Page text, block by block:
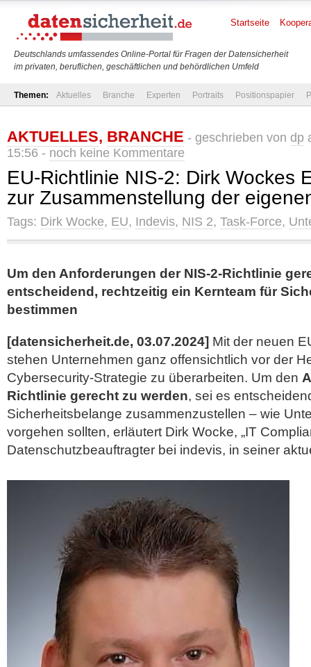
Deutschlands umfassendes Online-Portal für Fragen der Datensicherheit
im privaten, beruflichen, geschäftlichen und behördlichen Umfeld
Startseite
Themen: Aktuelles Branche Experten Portraits Positionspapier
AKTUELLES, BRANCHE - geschrieben von dp
15:56 - noch keine Kommentare
EU-Richtlinie NIS-2: Dirk Wockes
zur Zusammenstellung der
Tags: Dirk Wocke, EU, Indevis, NIS 2, Task-Force,
Um den Anforderungen der NIS-2-Richtlinie
entscheidend, rechtzeitig ein Kernteam für
bestimmen
[datensicherheit.de, 03.07.2024] Mit der neuen
stehen Unternehmen ganz offensichtlich vor der
Cybersecurity-Strategie zu überarbeiten. Um den
Richtlinie gerecht zu werden, sei es
Sicherheitsbelange zusammenzustellen – wie
vorgehen sollten, erläutert Dirk Wocke, „IT
Datenschutzbeauftragter bei indevis, in seiner